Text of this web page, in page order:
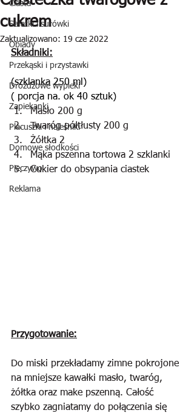
Ciasta
Sałatki i surówki
Obiady
Przekąski i przystawki
Drożdżowe wypieki
Zapiekanki
Placuszki i naleśniki
Domowe słodkości
Pieczywo
Reklama
cukrem
Zaktualizowano: 19 cze 2022
Składniki:
(szklanka 250 ml)
( porcja na. ok 40 sztuk)
Masło 200 g
Twaróg półtłusty 200 g
Żółtka 2
Mąka pszenna tortowa 2 szklanki
Cukier do obsypania ciastek
Przygotowanie:
Do miski przekładamy zimne pokrojone
na mniejsze kawałki masło, twaróg,
żółtka oraz make pszenną. Całość
szybko zagniatamy do połączenia się